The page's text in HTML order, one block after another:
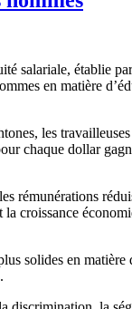
salariale, établie
en matière
les
chaque dollar
rémunérations
croissance
solides en matière